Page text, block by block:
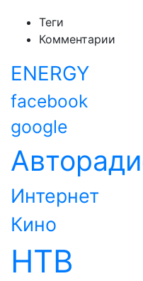
Теги
Комментарии
ENERGY
facebook
google
Интернет
Кино
НТВ